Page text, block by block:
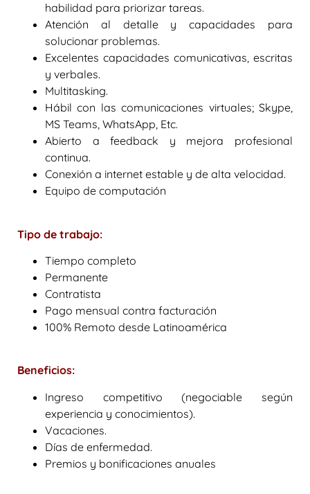
habilidad para priorizar tareas.
Atención al detalle y capacidades para
solucionar problemas.
Excelentes capacidades comunicativas, escritas
y verbales.
Multitasking.
Hábil con las comunicaciones virtuales; Skype,
MS Teams, WhatsApp, Etc.
Abierto a feedback y mejora profesional
continua.
Conexión a internet estable y de alta velocidad.
Equipo de computación
Tipo de trabajo:
Tiempo completo
Permanente
Contratista
Pago mensual contra facturación
100% Remoto desde Latinoamérica
Beneficios:
Ingreso competitivo (negociable según
experiencia y conocimientos).
Vacaciones.
Días de enfermedad.
Premios y bonificaciones anuales